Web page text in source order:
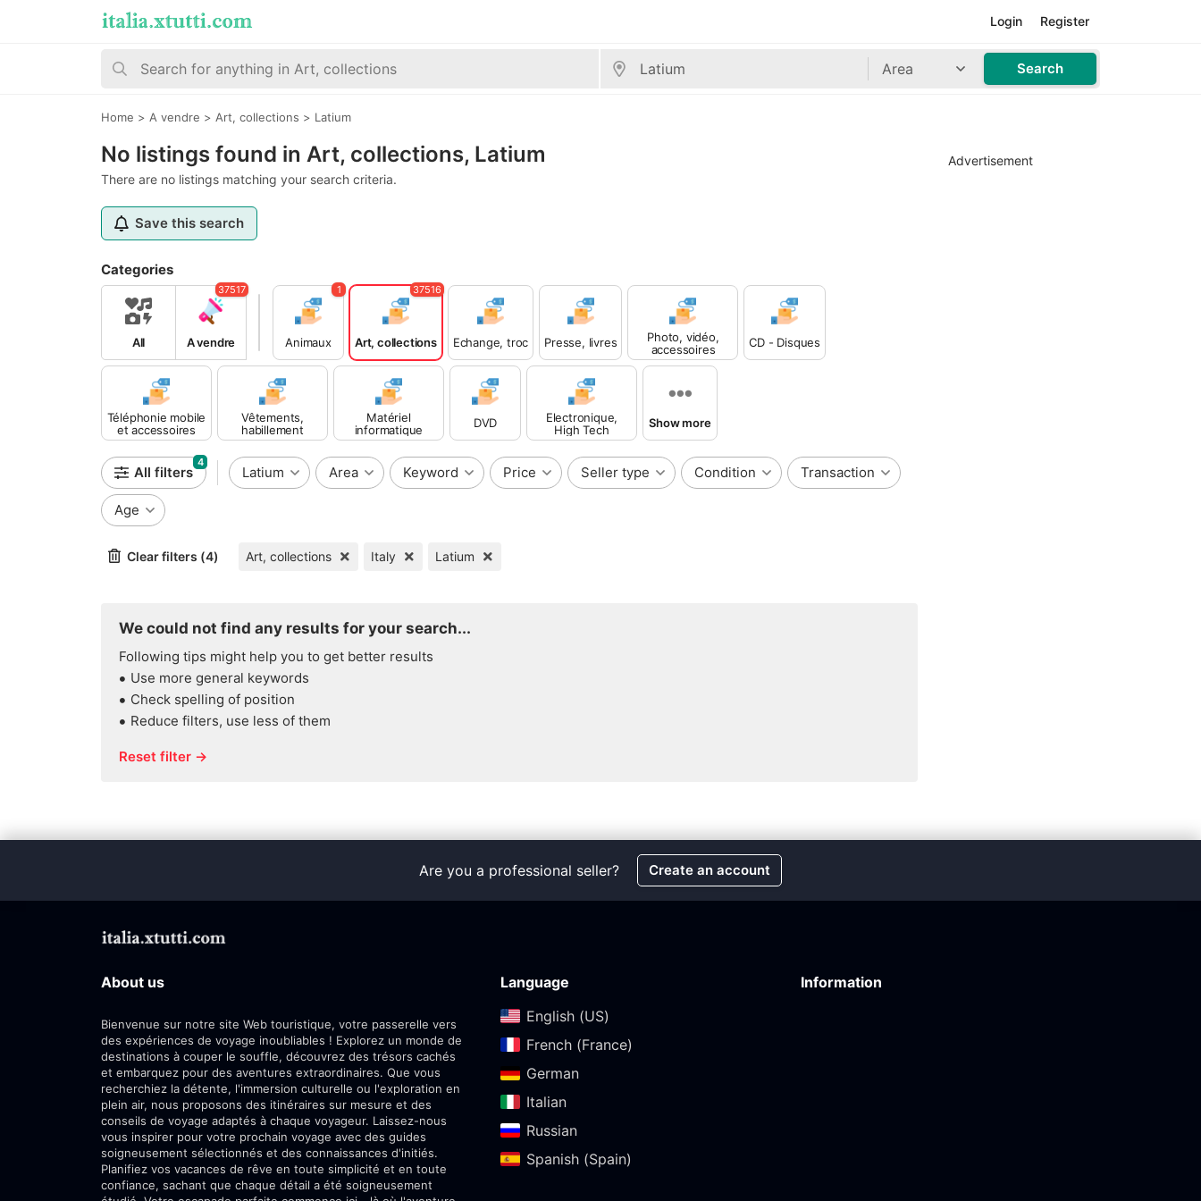
Register
Login
Area Search
Home > A vendre > Art, collections > Latium
No listings found in Art, collections, Latium
There are no listings matching your search criteria.
Save this search
Categories
All A vendre
37517
Animaux
1
Art, collections
37516
Echange, troc Presse, livres
Photo, vidéo,
accessoires
CD - Disques
Téléphonie mobile
et accessoires
Vêtements,
habillement
Matériel
informatique
DVD
Electronique,
High Tech
Show more
All filters
4
Latium Area Keyword Price Seller type Condition Transaction
Age
Clear filters (4) Art, collections Italy Latium
We could not find any results for your search...
Following tips might help you to get better results
Use more general keywords
Check spelling of position
Reduce filters, use less of them
Reset filter →
Advertisement
Are you a professional seller? Create an account
About us
Bienvenue sur notre site Web touristique, votre passerelle vers
des expériences de voyage inoubliables ! Explorez un monde de
destinations à couper le souffle, découvrez des trésors cachés
et embarquez pour des aventures extraordinaires. Que vous
recherchiez la détente, l'immersion culturelle ou l'exploration en
plein air, nous proposons des itinéraires sur mesure et des
conseils de voyage adaptés à chaque voyageur. Laissez-nous
vous inspirer pour votre prochain voyage avec des guides
soigneusement sélectionnés et des connaissances d'initiés.
Planifiez vos vacances de rêve en toute simplicité et en toute
confiance, sachant que chaque détail a été soigneusement
Language
English (US)‎
French (France)‎
German‎
Italian‎
Russian‎
Spanish (Spain)‎
Information